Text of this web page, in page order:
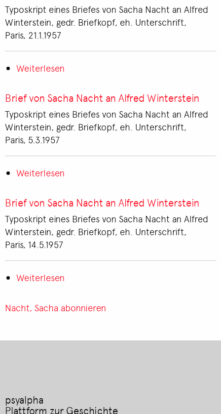
Solms-
Rödelheim
Sacha
Typoskript eines Briefes von Sacha Nacht an Alfred
Winterstein, gedr. Briefkopf, eh. Unterschrift,
Paris, 21.1.1957
Weiterlesen
von
Nacht
an
Winterstein
Brief von Sacha Nacht an Alfred Winterstein
Typoskript eines Briefes von Sacha Nacht an Alfred
Winterstein, gedr. Briefkopf, eh. Unterschrift,
Paris, 5.3.1957
Weiterlesen
von
Nacht
an
Winterstein
Brief von Sacha Nacht an Alfred Winterstein
Typoskript eines Briefes von Sacha Nacht an Alfred
Winterstein, gedr. Briefkopf, eh. Unterschrift,
Paris, 14.5.1957
Weiterlesen
von
an
Nacht, Sacha abonnieren
psyalpha
Plattform zur Geschichte